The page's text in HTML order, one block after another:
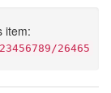
item:
26465